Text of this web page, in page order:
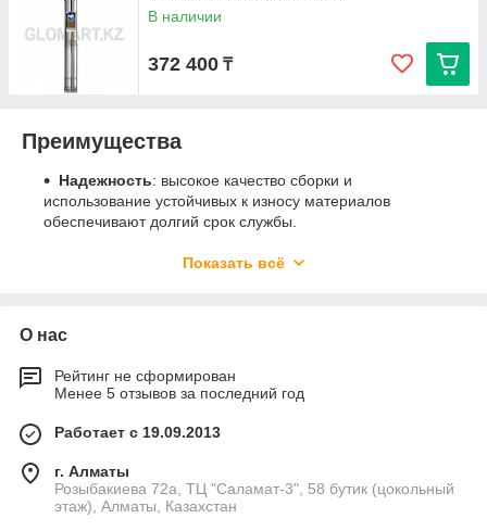
В наличии
372 400 ₸
Преимущества
Надежность: высокое качество сборки и
использование устойчивых к износу материалов
обеспечивают долгий срок службы.
КПД, что делает их эффективными для различных
встроенному конденсатору и длинному кабелю
специальных навыков и инструментов.
системах поддержания давления.
Полив: подходят для автоматизированных систем
Показать всё
О нас
Рейтинг не сформирован
Менее 5 отзывов за последний год
Работает с 19.09.2013
г. Алматы
Розыбакиева 72а, ТЦ "Саламат-3", 58 бутик (цокольный
этаж), Алматы, Казахстан